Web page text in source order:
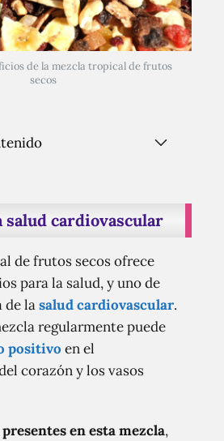
de la mezcla tropical de frutos
secos
salud cardiovascular
de frutos secos ofrece
para la salud, y uno de
de lasalud cardiovascular.
regularmente puede
positivo en el
corazón y los vasos
en esta mezcla,